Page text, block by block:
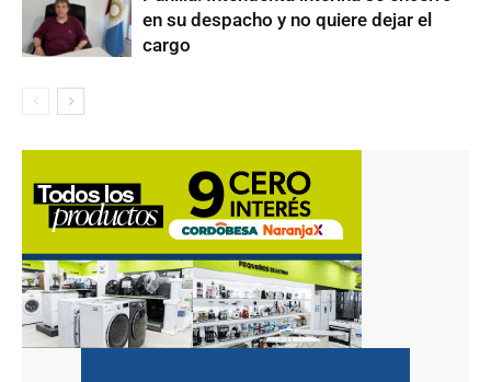
en su despacho y no quiere dejar el
cargo